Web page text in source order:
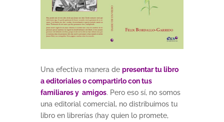
Una efectiva manera de presentar tu libro
a editoriales o compartirlo con tus
familiares y amigos. Pero eso sí, no somos
una editorial comercial, no distribuimos tu
libro en librerías (hay quien lo promete,